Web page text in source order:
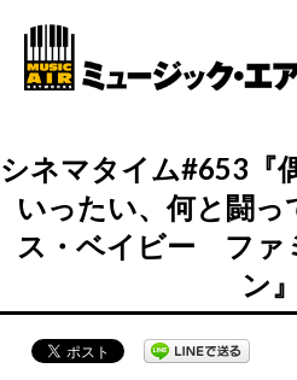
シネマタイム#653『
いったい、何と闘
ス・ベイビー ファ
ン』